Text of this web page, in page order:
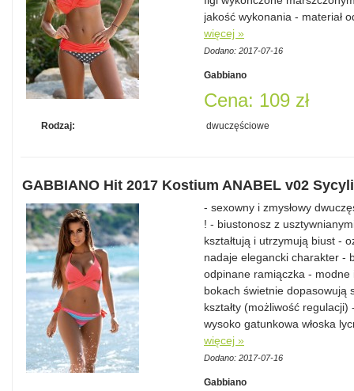
jakość wykonania - materiał
więcej »
Dodano: 2017-07-16
Gabbiano
Cena: 109 zł
Rodzaj: dwuczęściowe
GABBIANO Hit 2017 Kostium ANABEL v02
- sexowny i zmysłowy
! - biustonosz z
kształtują i utrzymują biust -
nadaje elegancki charakter -
odpinane ramiączka -
bokach świetnie dopasowują
kształty (możliwość
wysoko gatunkowa włoska
więcej »
Dodano: 2017-07-16
Gabbiano